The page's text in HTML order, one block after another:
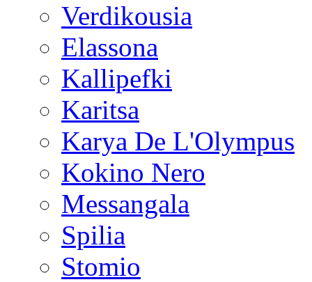
Verdikousia
Elassona
Kallipefki
Karitsa
Karya De L'Olympus
Kokino Nero
Messangala
Spilia
Stomio